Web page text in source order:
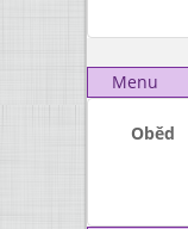
Menu
Oběd